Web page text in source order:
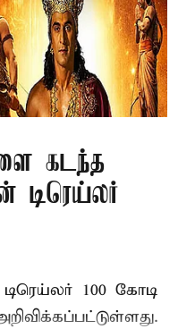
கடந்த
டிரெய்லர்
100 கோடி